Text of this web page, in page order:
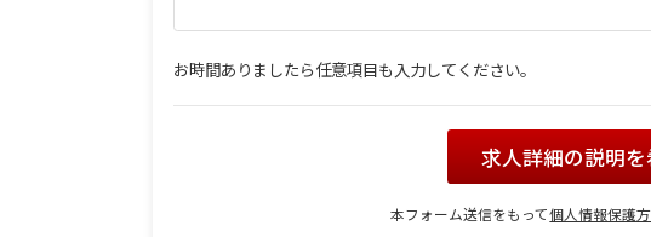
お時間ありましたら任意項目も入力してください。
求人詳細の説明
本フォーム送信をもって個人情報保護